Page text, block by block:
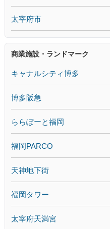
太宰府市
商業施設・ランドマーク
キャナルシティ博多
博多阪急
ららぽーと福岡
福岡PARCO
天神地下街
福岡タワー
太宰府天満宮